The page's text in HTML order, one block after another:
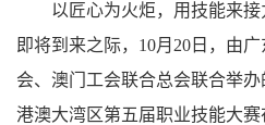
以匠心为火炬，用技能来
即将到来之际，10月20日，由
会、澳门工会联合总会联合举办
港澳大湾区第五届职业技能大赛